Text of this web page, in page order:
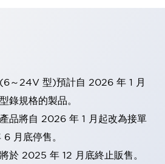
～24V 型)預計自 2026 年 1 月
錄規格的製品。
品將自 2026 年 1 月起改為接單
月底停售。
於 2025 年 12 月底終止販售。